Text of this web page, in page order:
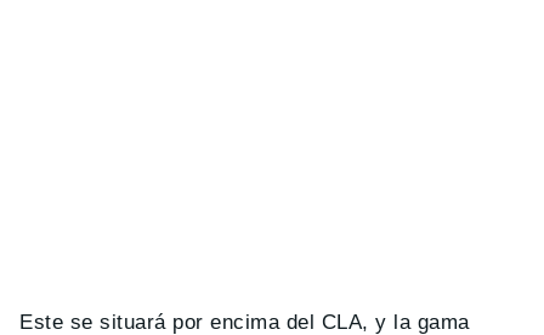
Este se situará por encima del CLA, y la gama